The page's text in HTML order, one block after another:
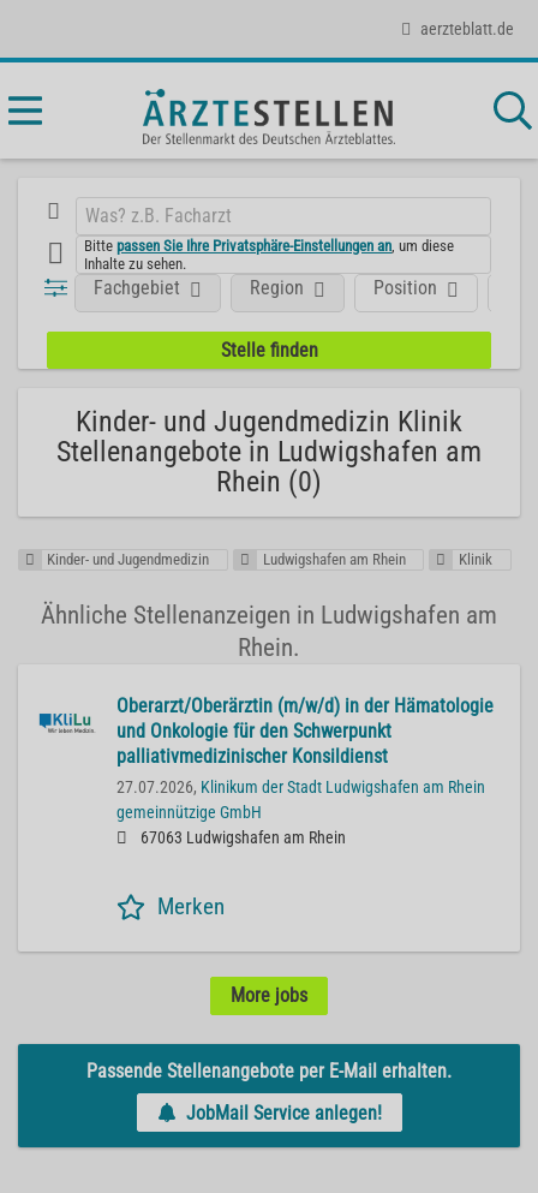
aerzteblatt.de
Bittepassen Sie Ihre Privatsphäre-Einstellungen an , um diese
Inhalte zu sehen.
Position
Fachgebiet Region
Kinder- und Jugendmedizin Klinik
Stellenangebote in Ludwigshafen am
Rhein (0)
Kinder- und Jugendmedizin Ludwigshafen am Rhein Klinik
Ähnliche Stellenanzeigen in Ludwigshafen am
Rhein.
Oberarzt/Oberärztin (m/w/d) in der Hämatologie
und Onkologie für den Schwerpunkt
palliativmedizinischer Konsildienst
27.07.2026, Klinikum der Stadt Ludwigshafen am Rhein
gemeinnützige GmbH
67063 Ludwigshafen am Rhein
Merken
More jobs
Passende Stellenangebote per E-Mail erhalten.
JobMail Service anlegen!